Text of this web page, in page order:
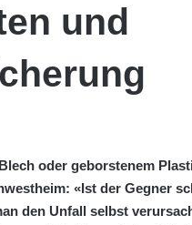
und
oder geborstenem
«Ist der Gegner
den Unfall selbst